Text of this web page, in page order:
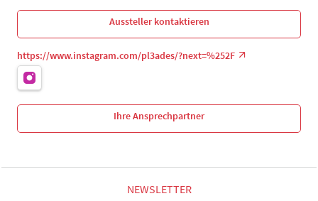
Aussteller kontaktieren
https://www.instagram.com/pl3ades/?next=%252F
Ihre Ansprechpartner
NEWSLETTER